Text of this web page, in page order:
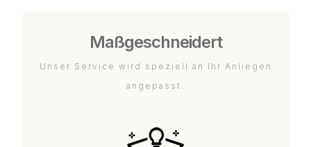
Maßgeschneidert
Unser Service wird speziell an Ihr Anliegen
angepasst.